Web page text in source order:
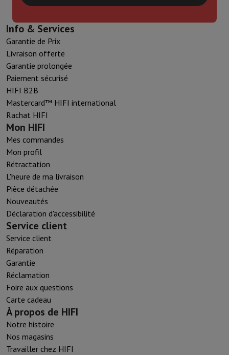
Info & Services
Garantie de Prix
Livraison offerte
Garantie prolongée
Paiement sécurisé
HIFI B2B
Mastercard™ HIFI international
Rachat HIFI
Mon HIFI
Mes commandes
Mon profil
Rétractation
L'heure de ma livraison
Pièce détachée
Nouveautés
Déclaration d'accessibilité
Service client
Service client
Réparation
Garantie
Réclamation
Foire aux questions
Carte cadeau
À propos de HIFI
Notre histoire
Nos magasins
Travailler chez HIFI